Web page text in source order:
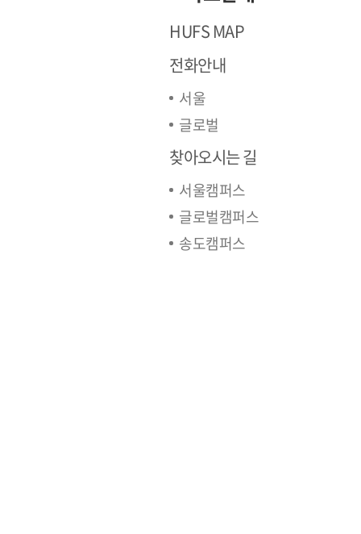
HUFS MAP
전화안내
서울
글로벌
찾아오시는 길
서울캠퍼스
글로벌캠퍼스
송도캠퍼스